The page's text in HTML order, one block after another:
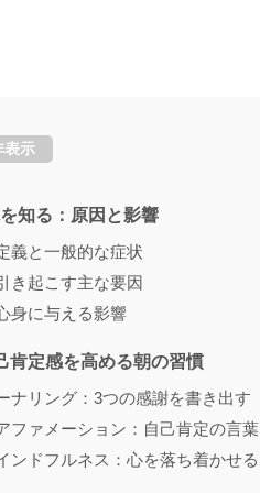
表示
知る：原因と影響
義と一般的な症状
き起こす主な要因
身に与える影響
肯定感を高める朝の習慣
ナリング：3つの感謝を書き出す
ファメーション：自己肯定の言
ンドフルネス：心を落ち着かせる